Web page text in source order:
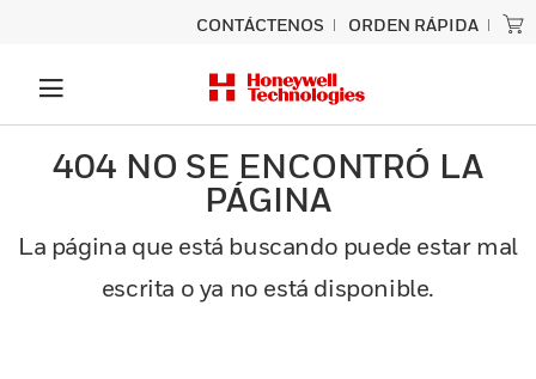
CONTÁCTENOS ORDEN RÁPIDA
404 NO SE ENCONTRÓ LA
PÁGINA
La página que está buscando puede estar mal
escrita o ya no está disponible.